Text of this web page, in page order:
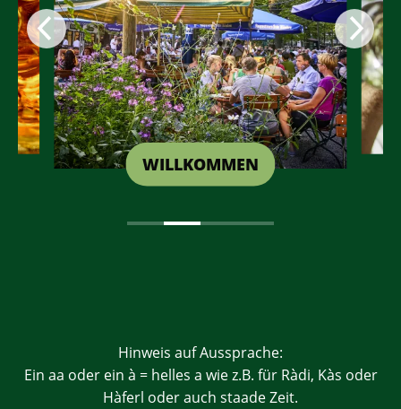
WILLKOMMEN
Hinweis auf Aussprache:
Ein aa oder ein à = helles a wie z.B. für Ràdi, Kàs oder
Hàferl oder auch staade Zeit.